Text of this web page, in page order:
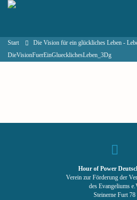
Start
Die Vision für ein glückliches Leben -
DieVisionFuerEinGluecklichesLeben_3Dg
Hour of Power
Verein zur Förderung der
des Evangeliums
Steinerne Furt 78